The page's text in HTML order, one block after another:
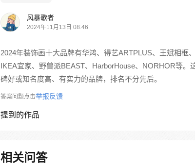
风暴歌者
2024年11月13日 08:46
2024年装饰画十大品牌有华鸿、得艺ARTPLUS、王斌相框
IKEA宜家、野兽派BEAST、HarborHouse、NORHOR等。
碑好或知名度高、有实力的品牌，排名不分先后。
答案问题点击举报反馈
提到的作品
相关问答